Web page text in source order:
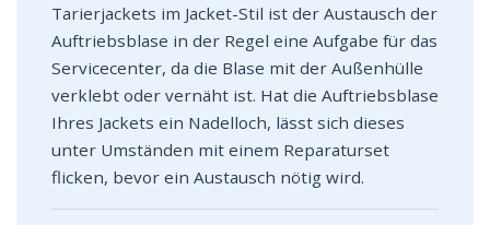
Tarierjackets im Jacket-Stil ist der Austausch der
Auftriebsblase in der Regel eine Aufgabe für das
Servicecenter, da die Blase mit der Außenhülle
verklebt oder vernäht ist. Hat die Auftriebsblase
Ihres Jackets ein Nadelloch, lässt sich dieses
unter Umständen mit einem Reparaturset
flicken, bevor ein Austausch nötig wird.